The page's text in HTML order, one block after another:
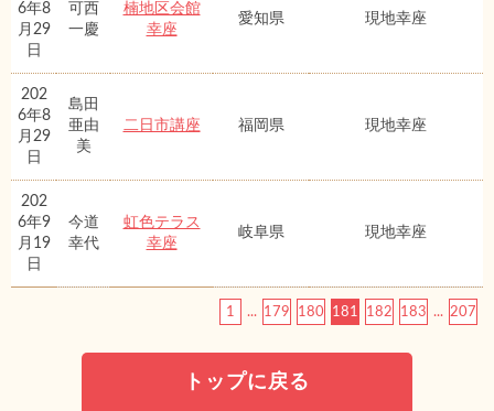
6年8
月29
日
可西
一慶
楠地区会館
幸座
愛知県 現地幸座
202
6年8
月29
日
島田
亜由
美
二日市講座 福岡県 現地幸座
202
6年9
月19
日
今道
幸代
虹色テラス
幸座
岐阜県 現地幸座
1 ... 179 180 181 182 183 ... 207
トップに戻る